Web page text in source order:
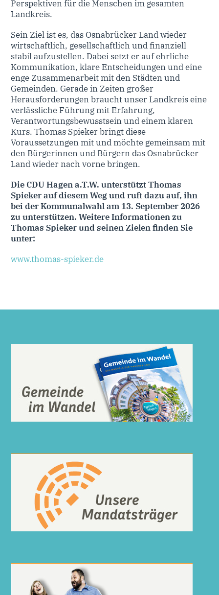
Perspektiven für die Menschen im gesamten
Landkreis.
Sein Ziel ist es, das Osnabrücker Land wieder
wirtschaftlich, gesellschaftlich und finanziell
stabil aufzustellen. Dabei setzt er auf ehrliche
Kommunikation, klare Entscheidungen und eine
enge Zusammenarbeit mit den Städten und
Gemeinden. Gerade in Zeiten großer
Herausforderungen braucht unser Landkreis eine
verlässliche Führung mit Erfahrung,
Verantwortungsbewusstsein und einem klaren
Kurs. Thomas Spieker bringt diese
Voraussetzungen mit und möchte gemeinsam mit
den Bürgerinnen und Bürgern das Osnabrücker
Land wieder nach vorne bringen.
Die CDU Hagen a.T.W. unterstützt Thomas
Spieker auf diesem Weg und ruft dazu auf, ihn
bei der Kommunalwahl am 13. September 2026
zu unterstützen. Weitere Informationen zu
Thomas Spieker und seinen Zielen finden Sie
unter:
www.thomas-spieker.de